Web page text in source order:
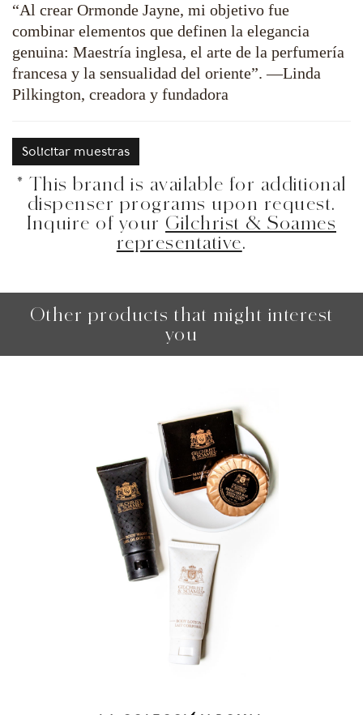
“Al crear Ormonde Jayne, mi objetivo fue
combinar elementos que definen la elegancia
genuina: Maestría inglesa, el arte de la perfumería
francesa y la sensualidad del oriente”. —Linda
Pilkington, creadora y fundadora
Solicitar muestras
* This brand is available for additional
dispenser programs upon request.
Inquire of your Gilchrist & Soames
representative.
Other products that might interest
you